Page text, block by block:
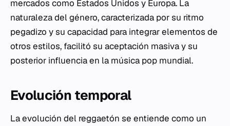
mercados como Estados Unidos y Europa. La
naturaleza del género, caracterizada por su ritmo
pegadizo y su capacidad para integrar elementos de
otros estilos, facilitó su aceptación masiva y su
posterior influencia en la música pop mundial.
Evolución temporal
La evolución del reggaetón se entiende como un